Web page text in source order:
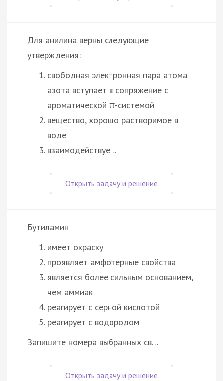
Для анилина верны следующие
утверждения:
свободная электронная пара атома
азота вступает в сопряжение с
ароматической π-системой
вещество, хорошо растворимое в
воде
взаимодействуе…
Бутиламин
имеет окраску
проявляет амфотерные свойства
является более сильным основанием,
чем аммиак
реагирует с серной кислотой
реагирует с водородом
Запишите номера выбранных св…